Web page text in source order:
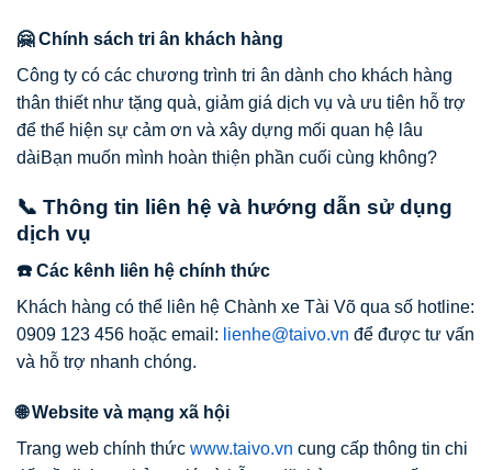
🤗 Chính sách tri ân khách hàng
Công ty có các chương trình tri ân dành cho khách hàng
thân thiết như tặng quà, giảm giá dịch vụ và ưu tiên hỗ trợ
để thể hiện sự cảm ơn và xây dựng mối quan hệ lâu
dàiBạn muốn mình hoàn thiện phần cuối cùng không?
📞 Thông tin liên hệ và hướng dẫn sử dụng
dịch vụ
☎️ Các kênh liên hệ chính thức
Khách hàng có thể liên hệ Chành xe Tài Võ qua số hotline:
0909 123 456 hoặc email: lienhe@taivo.vn để được tư vấn
và hỗ trợ nhanh chóng.
🌐 Website và mạng xã hội
Trang web chính thức www.taivo.vn cung cấp thông tin chi